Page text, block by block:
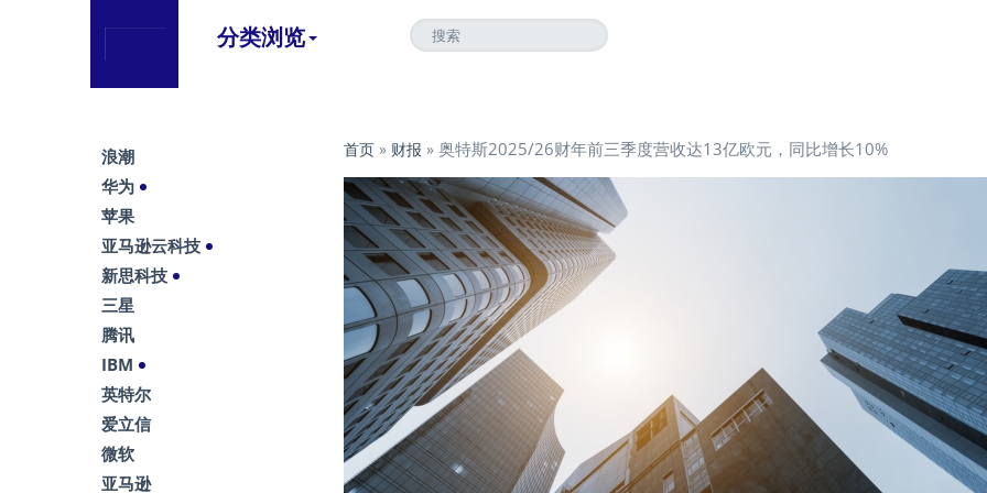
分类浏览
首页 » 财报 » 奥特斯2025/26财年前三季度营收达13亿欧元，同比增长10%
浪潮
华为
苹果
亚马逊云科技
新思科技
三星
腾讯
IBM
英特尔
爱立信
微软
亚马逊